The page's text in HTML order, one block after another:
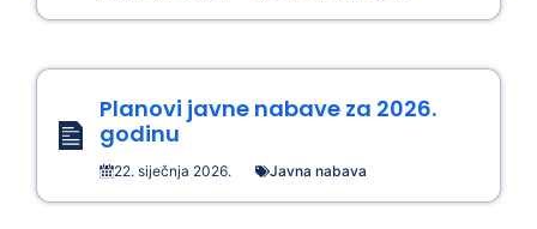
Planovi javne nabave za 2026.
godinu
22. siječnja 2026. Javna nabava